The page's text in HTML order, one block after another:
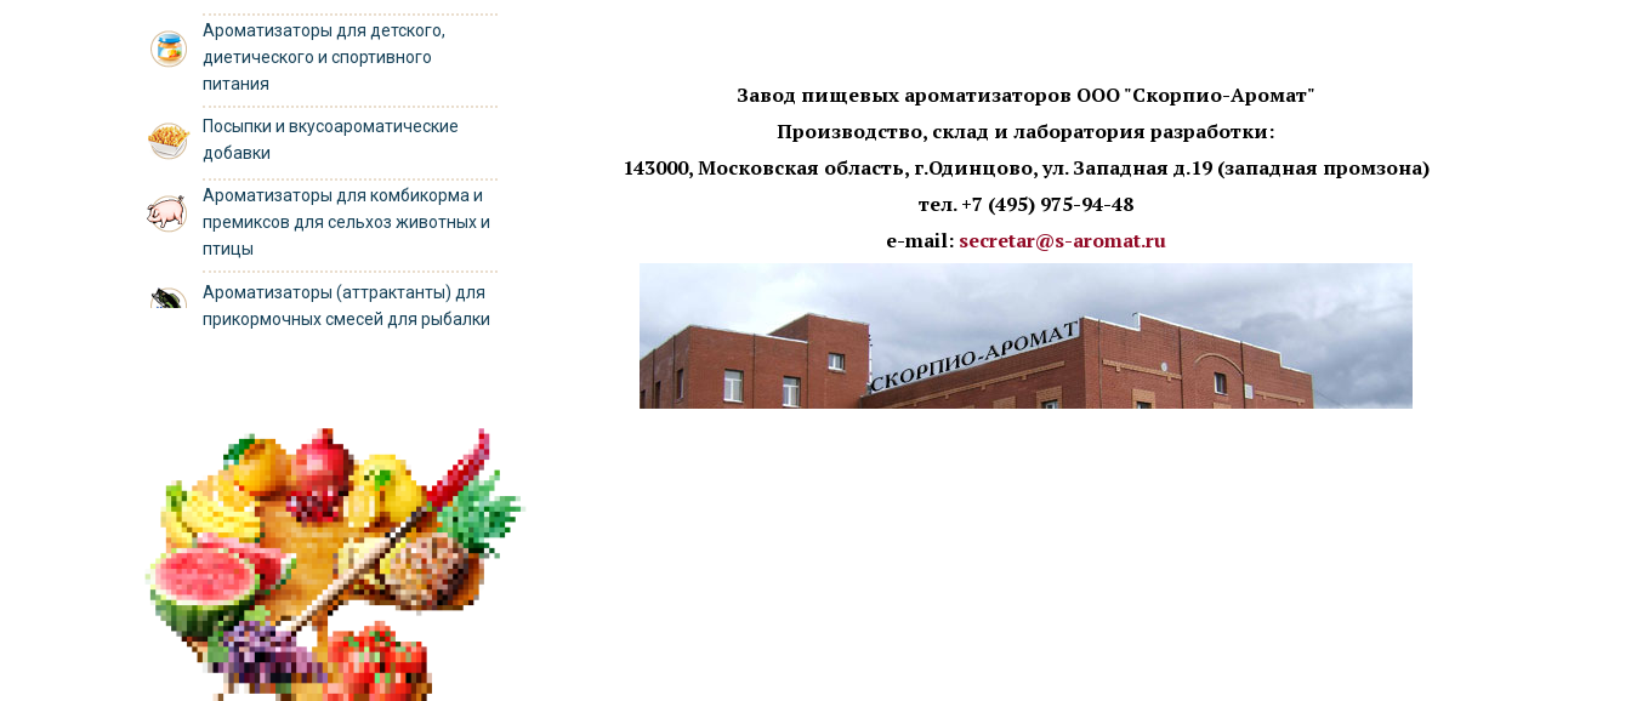
Ароматизаторы для детского,
диетического и спортивного
питания
Посыпки и вкусоароматические
добавки
Ароматизаторы для комбикорма и
премиксов для сельхоз животных и
птицы
Ароматизаторы (аттрактанты) для
прикормочных смесей для рыбалки
Завод пищевых ароматизаторов ООО "Скорпио-Аромат"
Производство, склад и лаборатория разработки:
143000,Московская область, г.Одинцово, ул. Западная д.19 (западная промзона)
тел. +7 (495) 975-94-48
e-mail: secretar@s-aromat.ru